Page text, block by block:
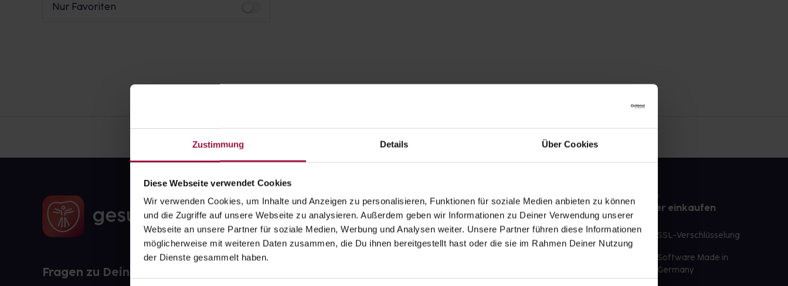
Zustimmung Details Über Cookies
Diese Webseite verwendet Cookies
Wir verwenden Cookies, um Inhalte und Anzeigen zu personalisieren, Funktionen für soziale Medien anbieten zu können
und die Zugriffe auf unsere Webseite zu analysieren. Außerdem geben wir Informationen zu Deiner Verwendung unserer
Webseite an unsere Partner für soziale Medien, Werbung und Analysen weiter. Unsere Partner führen diese Informationen
möglicherweise mit weiteren Daten zusammen, die Du ihnen bereitgestellt hast oder die sie im Rahmen Deiner Nutzung
der Dienste gesammelt haben.
Nur Favoriten
Fragen zu Deiner Bestellung?
gesund.de
Über uns
Unsere Vorteile
Ausgewählte Wunschprodukte
sofort abholbereit
Sicher einkaufen
SSL-Verschlüsselung
Software Made in
Germany